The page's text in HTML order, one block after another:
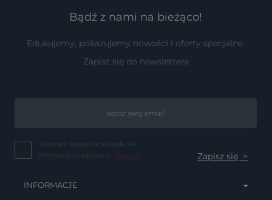
Bądź z nami na bieżąco!
Edukujemy, pokazujemy nowości i oferty specjalne.
Zapisz się do newslettera
Wyrażam zgodę na przesyłanie
informacji handlowych... (więcej)
INFORMACJE